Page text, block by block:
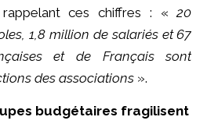
ces chiffres : «20
1,8 million de salariés et 67
et de Français sont
des associations».
budgétaires fragilisent